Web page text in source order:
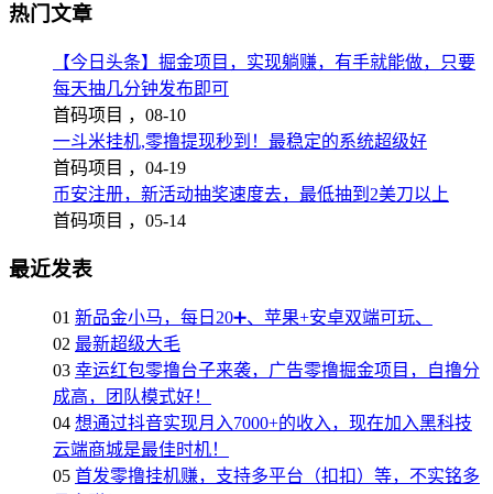
热门文章
【今日头条】掘金项目，实现躺赚，有手就能做，只要
每天抽几分钟发布即可
首码项目 ， 08-10
一斗米挂机,零撸提现秒到！最稳定的系统超级好
首码项目 ， 04-19
币安注册，新活动抽奖速度去，最低抽到2美刀以上
首码项目 ， 05-14
最近发表
01 新品金小马，每日20➕、苹果+安卓双端可玩、
02 最新超级大毛
03 幸运红包零撸台子来袭，广告零撸掘金项目，自撸分
成高，团队模式好！
04 想通过抖音实现月入7000+的收入，现在加入黑科技
云端商城是最佳时机！
05 首发零撸挂机赚，支持多平台（扣扣）等，不实铭多